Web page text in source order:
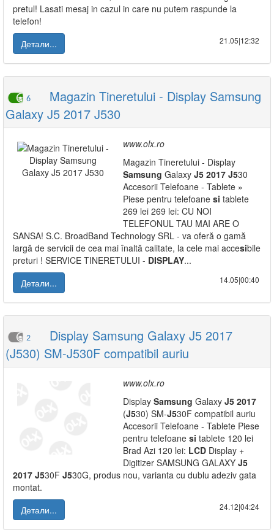
pretul! Lasati mesaj in cazul in care nu putem raspunde la
telefon!
Детали...
21.05|12:32
6
Magazin Tineretului - Display Samsung
Galaxy J5 2017 J530
www.olx.ro
Magazin Tineretului - Display
Samsung Galaxy J5 2017 J530
Accesorii Telefoane - Tablete »
Piese pentru telefoane si tablete
269 lei 269 lei: CU NOI
TELEFONUL TAU MAI ARE O
SANSA! S.C. BroadBand Technology SRL - va oferă o gamă
largă de servicii de cea mai înaltă calitate, la cele mai accesibile
preturi ! SERVICE TINERETULUI - DISPLAY...
Детали...
14.05|00:40
2
Display Samsung Galaxy J5 2017
(J530) SM-J530F compatibil auriu
www.olx.ro
Display Samsung Galaxy J5 2017
(J530) SM-J530F compatibil auriu
Accesorii Telefoane - Tablete Piese
pentru telefoane si tablete 120 lei
Brad Azi 120 lei: LCD Display +
Digitizer SAMSUNG GALAXY J5
2017 J530F J530G, produs nou, varianta cu dublu adeziv gata
montat.
Детали...
24.12|04:24